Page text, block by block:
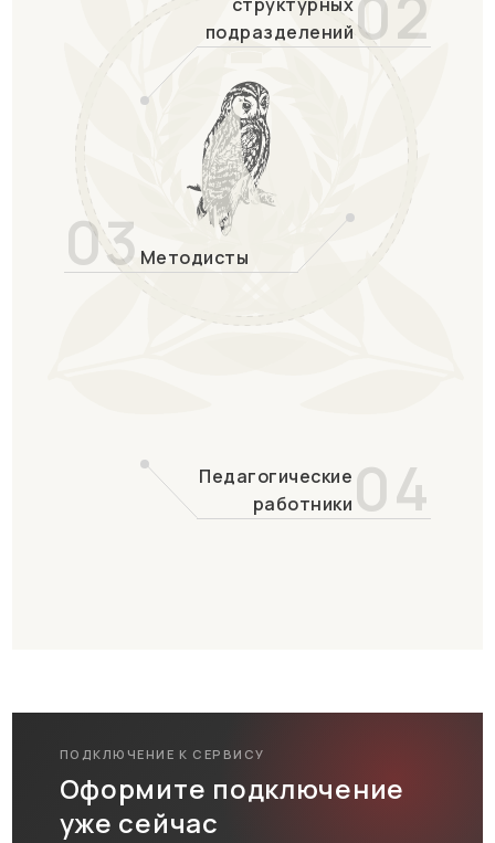
подразделений02
03 Методисты
Педагогические
работники 04
ПОДКЛЮЧЕНИЕ К СЕРВИСУ
Оформите подключение
уже сейчас